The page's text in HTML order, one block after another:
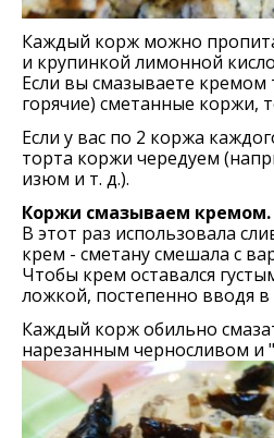
Каждый корж можно
и крупинкой лимонной
Если вы смазываете кремом
горячие) сметанные коржи,
Если у вас по 2 коржа
торта коржи чередуем
изюм и т. д.).
Коржи смазываем кремом.
В этот раз использовала
крем - сметану смешала с
Чтобы крем оставался
ложкой, постепенно вводя в
Каждый корж обильно
нарезанным черносливом и